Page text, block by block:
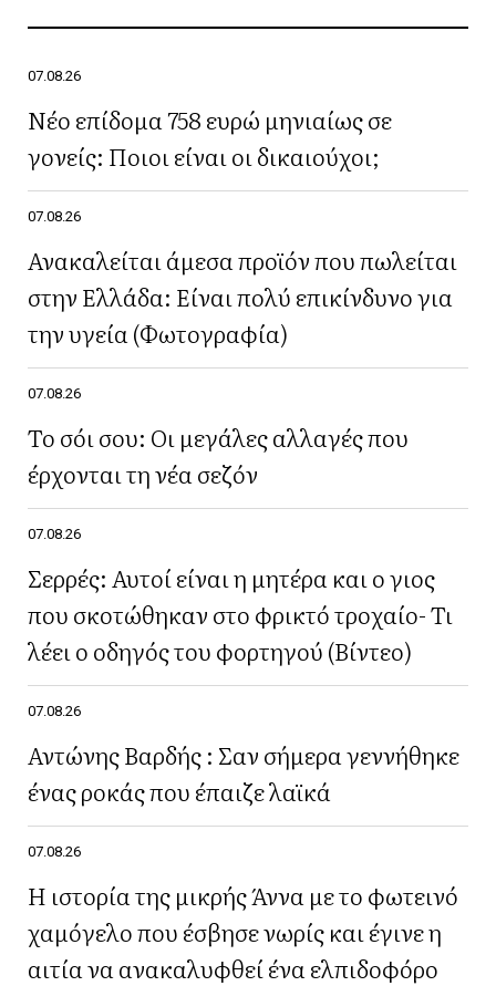
07.08.26
Νέο επίδομα 758 ευρώ μηνιαίως σε
γονείς: Ποιοι είναι οι δικαιούχοι;
07.08.26
Ανακαλείται άμεσα προϊόν που πωλείται
στην Ελλάδα: Είναι πολύ επικίνδυνο για
την υγεία (Φωτογραφία)
07.08.26
Το σόι σου: Οι μεγάλες αλλαγές που
έρχονται τη νέα σεζόν
07.08.26
Σερρές: Αυτοί είναι η μητέρα και ο γιος
που σκοτώθηκαν στο φρικτό τροχαίο- Τι
λέει ο οδηγός του φορτηγού (Βίντεο)
07.08.26
Αντώνης Βαρδής : Σαν σήμερα γεννήθηκε
ένας ροκάς που έπαιζε λαϊκά
07.08.26
Η ιστορία της μικρής Άννα με το φωτεινό
χαμόγελο που έσβησε νωρίς και έγινε η
αιτία να ανακαλυφθεί ένα ελπιδοφόρο